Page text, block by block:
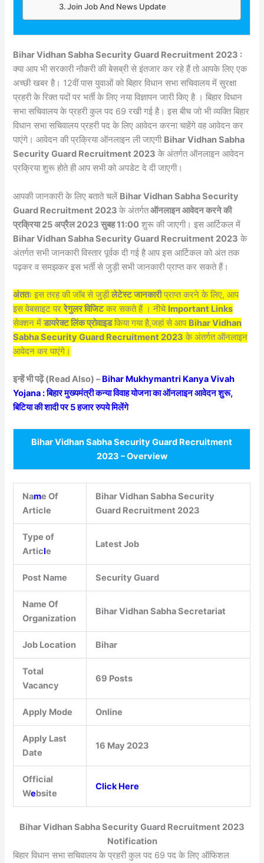
Join Job And News Update
Bihar Vidhan Sabha Security Guard Recruitment 2023 :
क्या आप भी सरकारी नौकरी की बेसब्री से इंतजार कर रहे हैं तो आपके लिए एक
अच्छी खबर है। 12वीं पास युवाओं को बिहार विधान सभा सचिवालय में सुरक्षा
प्रहरी के रिक्त पदों पर भर्ती के लिए नया विज्ञापन जारी किए है । बिहार विधान
सभा सचिवालय के प्रहरी कुल पद 69 रखी गई है। इस बीच जो भी व्यक्ति बिहार
विधान सभा सचिवालय प्रहरी पद के लिए आवेदन करना चाहेंगे वह आवेदन कर
पाएंगे। आवेदन की प्रक्रिया ऑनलाइन ली जाएगी Bihar Vidhan Sabha
Security Guard Recruitment 2023 के अंतर्गत ऑनलाइन आवेदन
प्रक्रिया शुरू होते ही आप सभी को अपडेट दे दी जाएगी।
आपकी जानकारी के लिए बताते चलें Bihar Vidhan Sabha Security
Guard Recruitment 2023के अंतर्गतऑनलाइन आवेदन करने की
प्रक्रिया 25 अप्रैल 2023 सुबह 11:00 शुरू की जाएगी। इस आर्टिकल में
Bihar Vidhan Sabha Security Guard Recruitment 2023 के
अंतर्गत सभी जानकारी विस्तार पूर्वक दी गई है आप इस आर्टिकल को अंत तक
पढ़कर व समझकर इस भर्ती से जुड़ी सभी जानकारी प्राप्त कर सकते हैं।
अंततः इस तरह की जॉब से जुड़ीलेटेस्ट जानकारीप्राप्त करने के लिए, आप
इस वेबसाइट पररेगुलर विजिटकर सकते हैं । नीचे Important Links
सेक्शन मेंडायरेक्ट लिंक प्रोवाइडकिया गया है,जहां से आप Bihar Vidhan
Sabha Security Guard Recruitment 2023 के अंतर्गत ऑनलाइन
आवेदन कर पाएंगे।
इन्हें भी पढ़ें (Read Also) –Bihar Mukhymantri Kanya Vivah
Yojana : बिहार मुख्यमंत्री कन्या विवाह योजना का ऑनलाइन आवेदन शुरू,
बिटिया की शादी पर 5 हजार रुपये मिलेंगे
Bihar Vidhan Sabha Security Guard Recruitment
2023 – Overview
Name Of
Article
Bihar Vidhan Sabha Security
Guard Recruitment 2023
Type of
Article
Latest Job
Post Name Security Guard
Name Of
Organization
Bihar Vidhan Sabha Secretariat
Job Location Bihar
Total
Vacancy
69 Posts
Apply Mode Online
Apply Last
Date
16 May 2023
Official
Website
Click Here
Bihar Vidhan Sabha Security Guard Recruitment 2023
Notification
बिहार विधान सभा सचिवालय के प्रहरी कुल पद 69 पद के लिए ऑफिशल